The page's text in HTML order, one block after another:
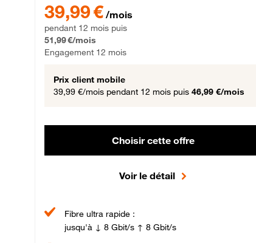
39,99 € /mois
pendant 12 mois puis
51,99 €/mois
Engagement 12 mois
Prix client mobile
39,99 €/mois pendant 12 mois puis 46,99 €/mois
Choisir cette offre
Voir le détail
Fibre ultra rapide :
jusqu'à ↓ 8 Gbit/s ↑ 8 Gbit/s